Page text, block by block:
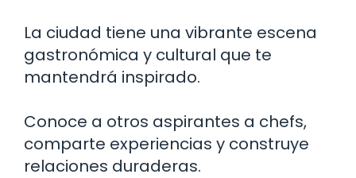
La ciudad tiene una vibrante escena
gastronómica y cultural que te
mantendrá inspirado.
Conoce a otros aspirantes a chefs,
comparte experiencias y construye
relaciones duraderas.